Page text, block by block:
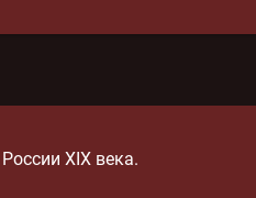
XIX века.